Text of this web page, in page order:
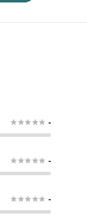
 -
 -
 -